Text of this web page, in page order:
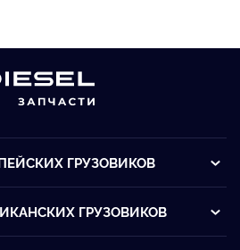
ГРУЗОВИКОВ
ГРУЗОВИКОВ